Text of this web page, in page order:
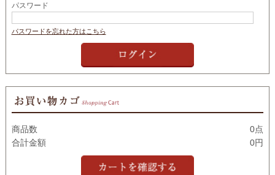
パスワード
パスワードを忘れた方はこちら
商品数
0点
合計金額
0円